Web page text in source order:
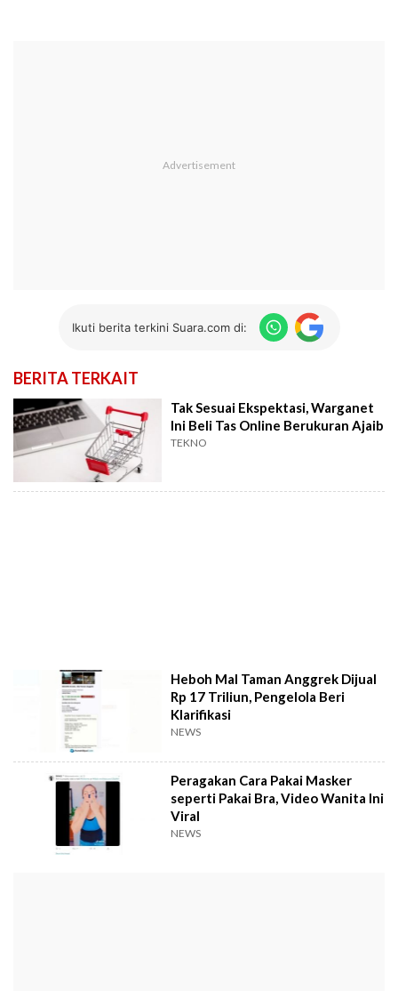
Ikuti berita terkini Suara.com di:
BERITA TERKAIT
Tak Sesuai Ekspektasi, Warganet
Ini Beli Tas Online Berukuran Ajaib
TEKNO
Heboh Mal Taman Anggrek Dijual
Rp 17 Triliun, Pengelola Beri
Klarifikasi
NEWS
Peragakan Cara Pakai Masker
seperti Pakai Bra, Video Wanita Ini
Viral
NEWS